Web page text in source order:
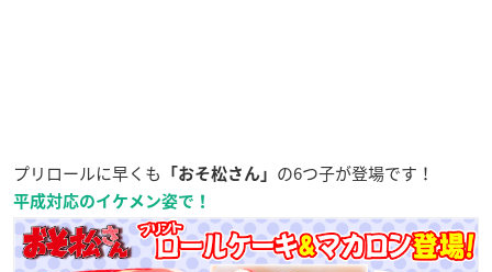
プリロールに早くも 「おそ松さん」 の6つ子が登場です！
平成対応のイケメン姿で！